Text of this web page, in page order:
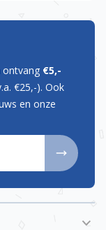
ontvang €5,-
€25,-). Ook
en onze